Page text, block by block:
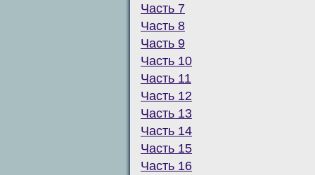
Часть 7
Часть 8
Часть 9
Часть 10
Часть 11
Часть 12
Часть 13
Часть 14
Часть 15
Часть 16